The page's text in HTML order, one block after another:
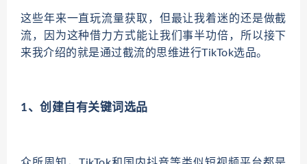
这些年来一直玩流量获取，但最让我着迷的还是做截
流，因为这种借力方式能让我们事半功倍，所以接下
来我介绍的就是通过截流的思维进行TikTok选品。
1、创建自有关键词选品